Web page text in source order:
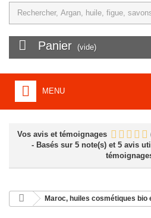
Panier (vide)
MENU
TURQUIE, ARTISANAT, SAVONS
PÉROU
Vos avis et témoignages
- Basés sur 5 note(s) et 5 avis
Maroc, huiles cosmétiques bio